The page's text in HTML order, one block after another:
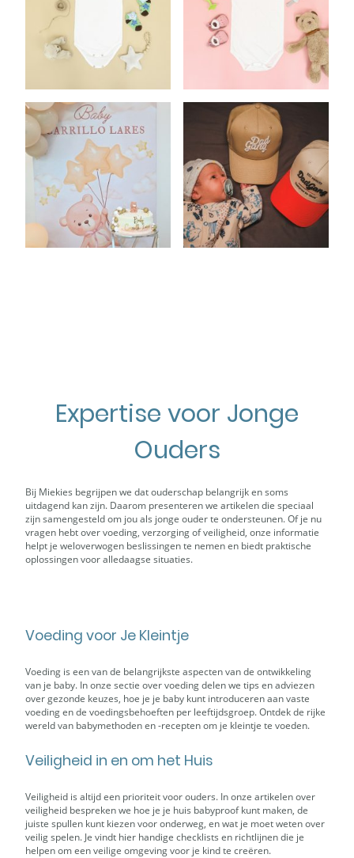
Expertise voor Jonge
Ouders
Bij Miekies begrijpen we dat ouderschap belangrijk en soms
uitdagend kan zijn. Daarom presenteren we artikelen die speciaal
zijn samengesteld om jou als jonge ouder te ondersteunen. Of je nu
vragen hebt over voeding, verzorging of veiligheid, onze informatie
helpt je weloverwogen beslissingen te nemen en biedt praktische
oplossingen voor alledaagse situaties.
Voeding voor Je Kleintje
Voeding is een van de belangrijkste aspecten van de ontwikkeling
van je baby. In onze sectie over voeding delen we tips en adviezen
over gezonde keuzes, hoe je je baby kunt introduceren aan vaste
voeding en de voedingsbehoeften per leeftijdsgroep. Ontdek de rijke
wereld van babymethoden en -recepten om je kleintje te voeden.
Veiligheid in en om het Huis
Veiligheid is altijd een prioriteit voor ouders. In onze artikelen over
veiligheid bespreken we hoe je je huis babyproof kunt maken, de
juiste spullen kunt kiezen voor onderweg, en wat je moet weten over
veilig spelen. Je vindt hier handige checklists en richtlijnen die je
helpen om een veilige omgeving voor je kind te creëren.